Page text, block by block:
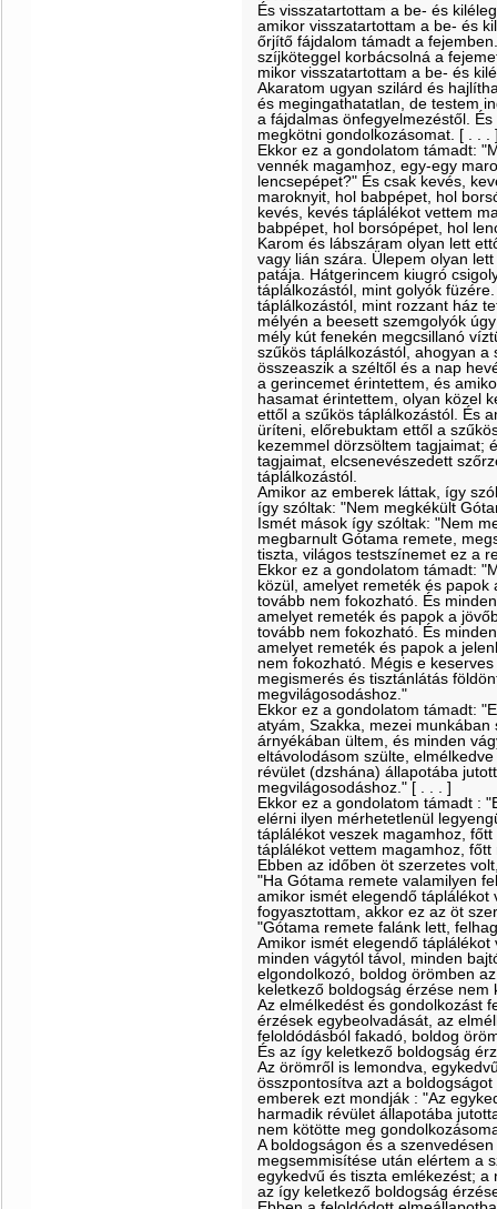
És visszatartottam a be- és
amikor visszatartottam a be- és
őrjítő fájdalom támadt a
szíjköteggel korbácsolná a
mikor visszatartottam a be- és
Akaratom ugyan szilárd és
és megingathatatlan, de testem
a fájdalmas önfegyelmezéstől.
megkötni gondolkozásomat. [ . . .
Ekkor ez a gondolatom támadt:
vennék magamhoz, egy-egy
lencsepépet?" És csak kevés,
maroknyit, hol babpépet, hol
kevés, kevés táplálékot vettem
babpépet, hol borsópépet, hol
Karom és lábszáram olyan lett
vagy lián szára. Ülepem olyan
patája. Hátgerincem kiugró
táplálkozástól, mint golyók
táplálkozástól, mint rozzant ház
mélyén a beesett szemgolyók
mély kút fenekén megcsillanó
szűkös táplálkozástól, ahogyan
összeaszik a széltől és a nap
a gerincemet érintettem, és
hasamat érintettem, olyan közel
ettől a szűkös táplálkozástól. És
üríteni, előrebuktam ettől a
kezemmel dörzsöltem tagjaimat;
tagjaimat, elcsenevészedett
táplálkozástól.
Amikor az emberek láttak, így
így szóltak: "Nem megkékült
Ismét mások így szóltak: "Nem
megbarnult Gótama remete,
tiszta, világos testszínemet ez a
Ekkor ez a gondolatom támadt:
közül, amelyet remeték és
tovább nem fokozható. És
amelyet remeték és papok a
tovább nem fokozható. És
amelyet remeték és papok a
nem fokozható. Mégis e
megismerés és tisztánlátás
megvilágosodáshoz."
Ekkor ez a gondolatom támadt:
atyám, Szakka, mezei
árnyékában ültem, és minden
eltávolodásom szülte,
révület (dzshána) állapotába
megvilágosodáshoz." [ . . . ]
Ekkor ez a gondolatom támadt :
elérni ilyen mérhetetlenül
táplálékot veszek magamhoz,
táplálékot vettem magamhoz,
Ebben az időben öt szerzetes
"Ha Gótama remete valamilyen
amikor ismét elegendő táplálékot
fogyasztottam, akkor ez az öt
"Gótama remete falánk lett,
Amikor ismét elegendő
minden vágytól távol, minden
elgondolkozó, boldog örömben
keletkező boldogság érzése
Az elmélkedést és gondolkozást
érzések egybeolvadását, az
feloldódásból fakadó, boldog
És az így keletkező boldogság
Az örömről is lemondva,
összpontosítva azt a
emberek ezt mondják : "Az
harmadik révület állapotába
nem kötötte meg
A boldogságon és a
megsemmisítése után elértem a
egykedvű és tiszta emlékezést;
az így keletkező boldogság